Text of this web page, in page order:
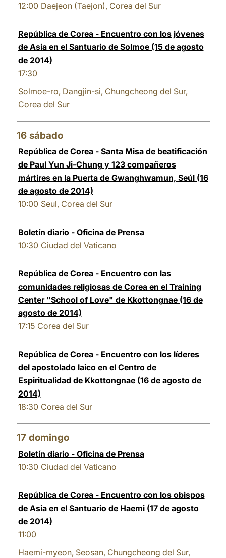
12:00 Daejeon (Taejon), Corea del Sur
República de Corea - Encuentro con los jóvenes
de Asia en el Santuario de Solmoe (15 de agosto
de 2014)
17:30
Solmoe-ro, Dangjin-si, Chungcheong del Sur,
Corea del Sur
16 sábado
República de Corea - Santa Misa de beatificación
de Paul Yun Ji-Chung y 123 compañeros
mártires en la Puerta de Gwanghwamun, Seúl (16
de agosto de 2014)
10:00 Seul, Corea del Sur
Boletín diario - Oficina de Prensa
10:30 Ciudad del Vaticano
República de Corea - Encuentro con las
comunidades religiosas de Corea en el Training
Center "School of Love" de Kkottongnae (16 de
agosto de 2014)
17:15 Corea del Sur
República de Corea - Encuentro con los líderes
del apostolado laico en el Centro de
Espiritualidad de Kkottongnae (16 de agosto de
2014)
18:30 Corea del Sur
17 domingo
Boletín diario - Oficina de Prensa
10:30 Ciudad del Vaticano
República de Corea - Encuentro con los obispos
de Asia en el Santuario de Haemi (17 de agosto
de 2014)
11:00
Haemi-myeon, Seosan, Chungcheong del Sur,